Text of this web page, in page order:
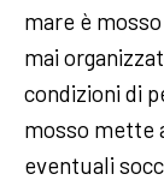
mare è
mai
condizioni di
mosso mette
eventuali